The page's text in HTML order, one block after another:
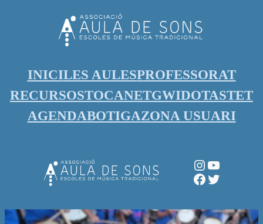
INICILES AULESPROFESSORAT
RECURSOSTOCANETGWIDOTASTET
AGENDABOTIGAZONA USUARI
Instagram
YouTube
Facebook
Twitter